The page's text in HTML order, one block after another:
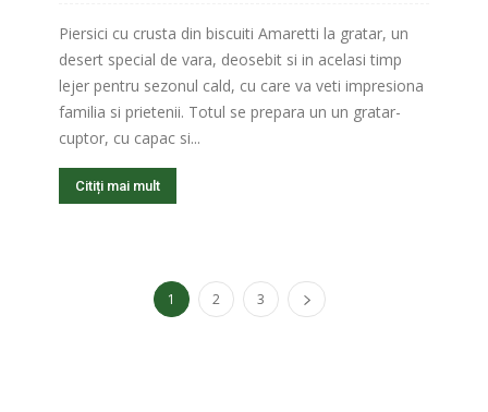
Piersici cu crusta din biscuiti Amaretti la gratar, un
desert special de vara, deosebit si in acelasi timp
lejer pentru sezonul cald, cu care va veti impresiona
familia si prietenii. Totul se prepara un un gratar-
cuptor, cu capac si...
Citiți mai mult
1 2 3